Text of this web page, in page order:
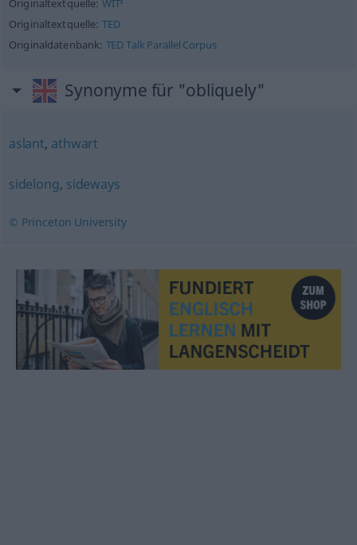
Originaltextquelle: WIT³
Originaltextquelle: TED
Originaldatenbank: TED Talk Parallel Corpus
Synonyme für "obliquely"
aslant, athwart
sidelong, sideways
© Princeton University